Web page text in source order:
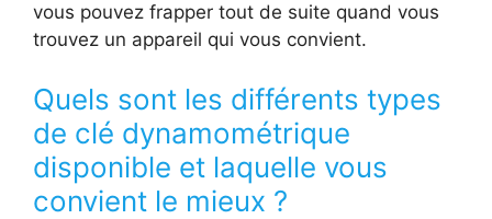
vous pouvez frapper tout de suite quand vous
trouvez un appareil qui vous convient.
Quels sont les différents types
de clé dynamométrique
disponible et laquelle vous
convient le mieux ?